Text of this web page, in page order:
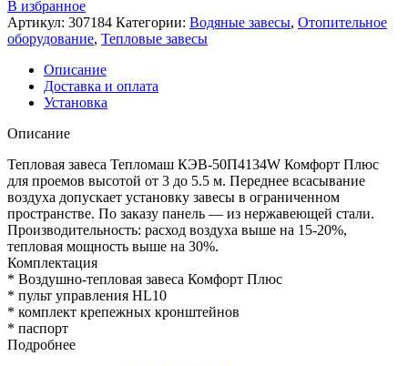
В избранное
Артикул: 307184 Категории: Водяные завесы, Отопительное
оборудование, Тепловые завесы
Описание
Доставка и оплата
Установка
Описание
Тепловая завеса Тепломаш КЭВ-50П4134W Комфорт Плюс
для проемов высотой от 3 до 5.5 м. Переднее всасывание
воздуха допускает установку завесы в ограниченном
пространстве. По заказу панель — из нержавеющей стали.
Производительность: расход воздуха выше на 15-20%,
тепловая мощность выше на 30%.
Комплектация
* Воздушно-тепловая завеса Комфорт Плюс
* пульт управления HL10
* комплект крепежных кронштейнов
* паспорт
Подробнее